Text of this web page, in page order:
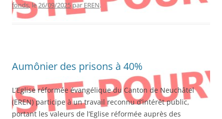
fonds, le26/09/2025parEREN.
Aumônier des prisons à 40%
L’Eglise réformée évangélique du Canton de Neuchâtel
(EREN) participe à un travail reconnu d’intérêt public,
portant les valeurs de l’Eglise réformée auprès des